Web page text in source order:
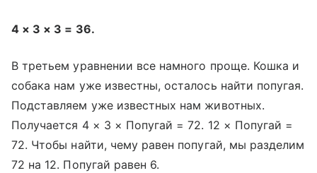
4 × 3 × 3 = 36.
В третьем уравнении все намного проще. Кошка и
собака нам уже известны, осталось найти попугая.
Подставляем уже известных нам животных.
Получается 4 × 3 × Попугай = 72. 12 × Попугай =
72. Чтобы найти, чему равен попугай, мы разделим
72 на 12. Попугай равен 6.